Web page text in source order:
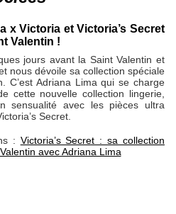
x Victoria et Victoria’s Secret
Valentin !
jours avant la Saint Valentin et
nous dévoile sa collection spéciale
C’est Adriana Lima qui se charge
cette nouvelle collection lingerie,
sensualité avec les pièces ultra
Secret.
: Victoria’s Secret : sa collection
avec Adriana Lima